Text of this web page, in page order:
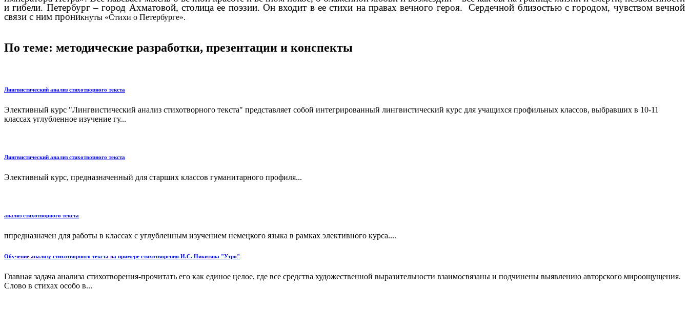
и гибели. Петербург – город Ахматовой, столица ее поэзии. Он входит в ее стихи на правах вечного героя. Сердечной близостью с городом, чувством вечной
связи с ним проникнуты «Стихи о Петербурге».
По теме: методические разработки, презентации и конспекты
Лингвистический анализ стихотворного текста
Элективный курс "Лингвистический анализ стихотворного текста" представляет собой интегрированный лингвистический курс для учащихся профильных классов, выбравших в 10-11
классах углубленное изучение гу...
Лингвистический анализ стихотворного текста
Элективный курс, предназначенный для старших классов гуманитарного профиля...
анализ стихотворного текста
ппредназначен для работы в классах с углубленным изучением немецкого языка в рамках элективного курса....
Обучение анализу стихотворного текста на примере стихотворения И.С. Никитина "Утро"
Главная задача анализа стихотворения-прочитать его как единое целое, где все средства художественной выразительности взаимосвязаны и подчинены выявлению авторского мироощущения.
Слово в стихах особо в...